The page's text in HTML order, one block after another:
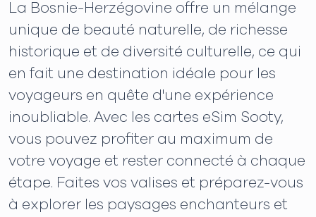
La Bosnie-Herzégovine offre un mélange
unique de beauté naturelle, de richesse
historique et de diversité culturelle, ce qui
en fait une destination idéale pour les
voyageurs en quête d'une expérience
inoubliable. Avec les cartes eSim Sooty,
vous pouvez profiter au maximum de
votre voyage et rester connecté à chaque
étape. Faites vos valises et préparez-vous
à explorer les paysages enchanteurs et